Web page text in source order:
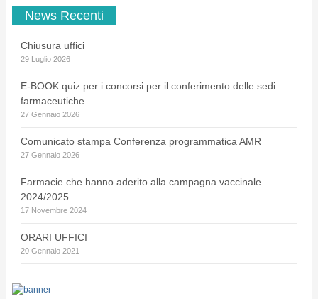
News Recenti
Chiusura uffici
29 Luglio 2026
E-BOOK quiz per i concorsi per il conferimento delle sedi
farmaceutiche
27 Gennaio 2026
Comunicato stampa Conferenza programmatica AMR
27 Gennaio 2026
Farmacie che hanno aderito alla campagna vaccinale
2024/2025
17 Novembre 2024
ORARI UFFICI
20 Gennaio 2021